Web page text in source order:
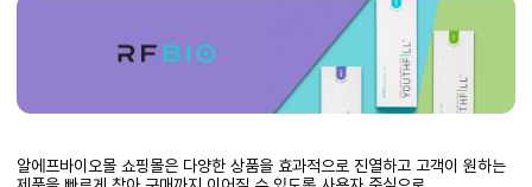
알에프바이오몰 쇼핑몰은 다양한 상품을 효과적으로 진열하고 고객이 원하는